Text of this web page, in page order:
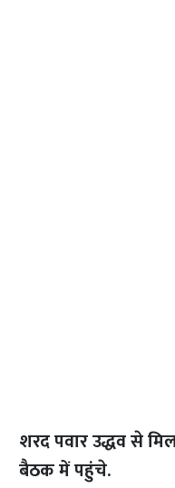
शरद पवार उद्धव से
बैठक में पहुंचे.